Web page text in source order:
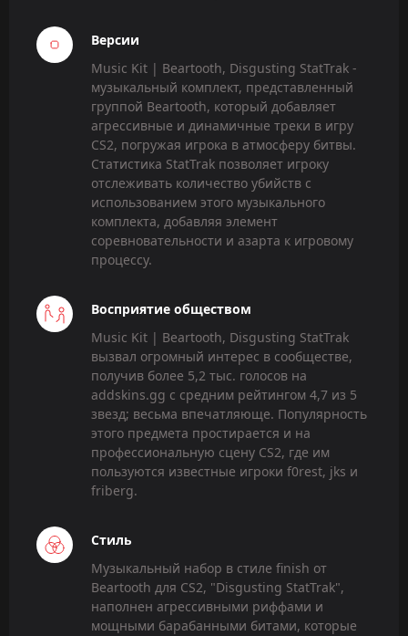
Версии
Music Kit | Beartooth, Disgusting StatTrak -
музыкальный комплект, представленный
группой Beartooth, который добавляет
агрессивные и динамичные треки в игру
CS2, погружая игрока в атмосферу битвы.
Статистика StatTrak позволяет игроку
отслеживать количество убийств с
использованием этого музыкального
комплекта, добавляя элемент
соревновательности и азарта к игровому
процессу.
Восприятие обществом
Music Kit | Beartooth, Disgusting StatTrak
вызвал огромный интерес в сообществе,
получив более 5,2 тыс. голосов на
addskins.gg с средним рейтингом 4,7 из 5
звезд; весьма впечатляюще. Популярность
этого предмета простирается и на
профессиональную сцену CS2, где им
пользуются известные игроки f0rest, jks и
friberg.
Стиль
Музыкальный набор в стиле finish от
Beartooth для CS2, "Disgusting StatTrak",
наполнен агрессивными риффами и
мощными барабанными битами, которые